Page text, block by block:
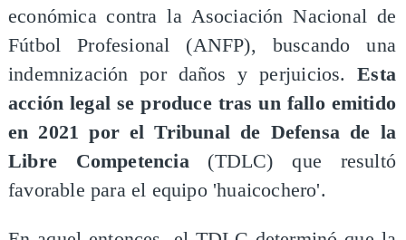
económica contra la Asociación Nacional de
Fútbol Profesional (ANFP), buscando una
indemnización por daños y perjuicios.
Esta
acción legal se produce tras un fallo emitido
en 2021 por el Tribunal de Defensa de la
Libre Competencia(TDLC) que resultó
favorable para el equipo 'huaicochero'.